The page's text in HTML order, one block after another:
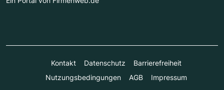
Kontakt Datenschutz
Barrierefreiheit
Nutzungsbedingungen
AGB Impressum